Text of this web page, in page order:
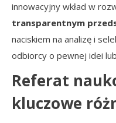
innowacyjny wkład w
transparentnym
naciskiem na analizę i
odbiorcy o pewnej idei
Referat
kluczowe